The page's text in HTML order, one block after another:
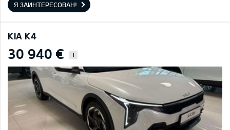
Я ЗАИНТЕРЕСОВАН!
KIA K4
30 940 € i